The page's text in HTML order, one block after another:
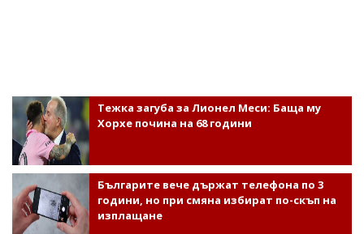
Тежка загуба за Лионел Меси: Баща му
Хорхе почина на 68 години
Българите вече държат телефона по 3
години, но при смяна избират по-скъп на
изплащане